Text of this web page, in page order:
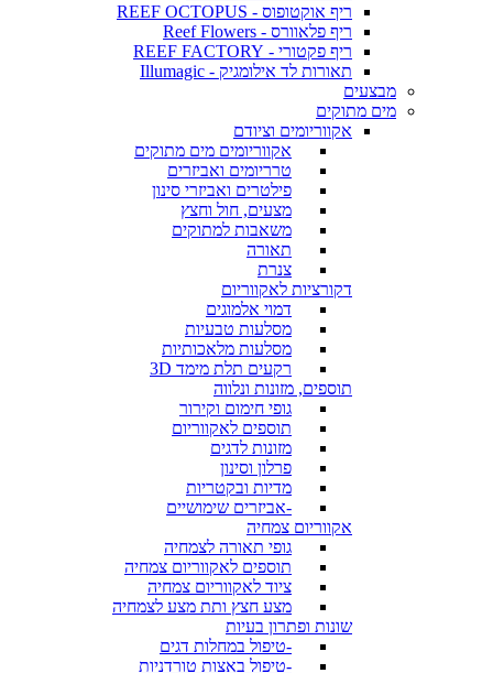
ריף אוקטופוס - REEF OCTOPUS
ריף פלאוורס - Reef Flowers
ריף פקטורי - REEF FACTORY
תאורות לד אילומגיק - Illumagic
מבצעים
מים מתוקים
אקווריומים וציודם
אקווריומים מים מתוקים
טרריומים ואביזרים
פילטרים ואביזרי סינון
מצעים, חול וחצץ
משאבות למתוקים
תאורה
צנרת
דקורציות לאקווריום
דמוי אלמוגים
מסלעות טבעיות
מסלעות מלאכותיות
רקעים תלת מימד 3D
תוספים, מזונות ונלווה
גופי חימום וקירור
תוספים לאקווריום
מזונות לדגים
פרלון וסינון
מדיות ובקטריות
-אביזרים שימושיים
אקווריום צמחיה
גופי תאורה לצמחיה
תוספים לאקווריום צמחיה
ציוד לאקווריום צמחיה
מצע חצץ ותת מצע לצמחיה
שונות ופתרון בעיות
-טיפול במחלות דגים
-טיפול באצות טורדניות